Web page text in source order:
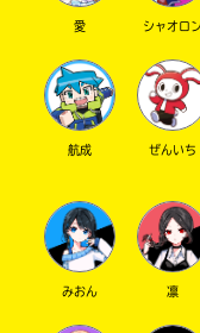
愛 シャオロン
航成 ぜんいち
みおん 凛